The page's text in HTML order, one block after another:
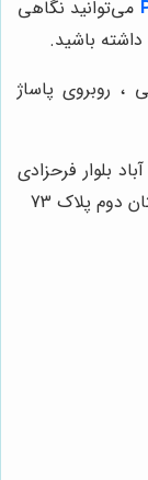
می‌توانید نگاهی
باشید.
، روبروی پاساژ
بلوار فرحزادی
دوم پلاک 73